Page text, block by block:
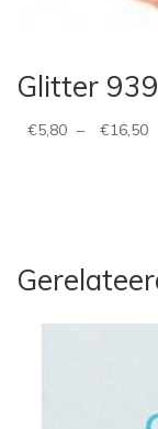
Glitter
€5,80 – €16,50